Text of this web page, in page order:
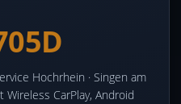
Hochrhein · Singen am
Wireless CarPlay, Android